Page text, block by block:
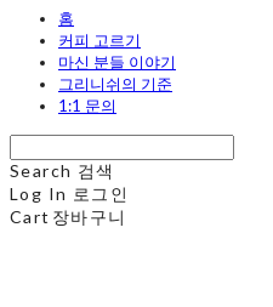
홈
커피 고르기
마신 분들 이야기
그리니쉬의 기준
1:1 문의
Search 검색
Log In 로그인
Cart 장바구니